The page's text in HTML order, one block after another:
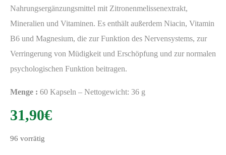
Nahrungsergänzungsmittel mit Zitronenmelissenextrakt,
Mineralien und Vitaminen. Es enthält außerdem Niacin, Vitamin
B6 und Magnesium, die zur Funktion des Nervensystems, zur
Verringerung von Müdigkeit und Erschöpfung und zur normalen
psychologischen Funktion beitragen.
Menge : 60 Kapseln – Nettogewicht: 36 g
31,90€
96 vorrätig